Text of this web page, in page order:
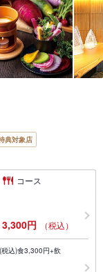
典対象店
コース
3,300円 （税込）
込)食3,300円+飲